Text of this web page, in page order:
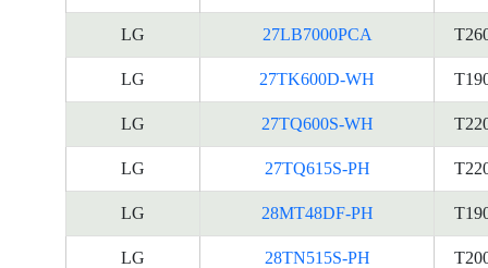
LG 27LB7000PCA
LG 27TK600D-WH
LG 27TQ600S-WH
LG 27TQ615S-PH
LG 28MT48DF-PH
LG 28TN515S-PH